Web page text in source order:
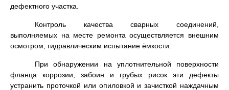
дефектного участка.
Контроль качества сварных соединений,
выполняемых на месте ремонта осуществляется внешним
осмотром, гидравлическим испытание ёмкости.
При обнаружении на уплотнительной поверхности
фланца коррозии, забоин и грубых рисок эти дефекты
устранить проточкой или опиловкой и зачисткой наждачным